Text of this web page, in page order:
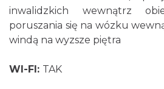
inwalidzkich wewnątrz
poruszania się na wózku
windą na wyzsze piętra
WI-FI: TAK